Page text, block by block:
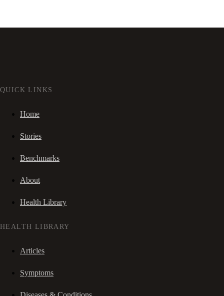
QUICK LINKS
Home
Stories
Benchmarks
About
Health Library
HEALTH LIBRARY
Articles
Symptoms